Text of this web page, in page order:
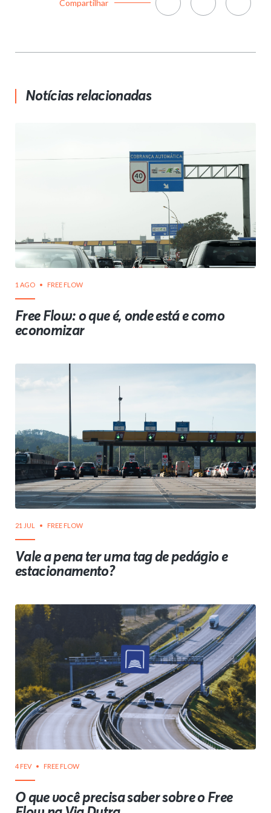
Compartilhar
Notícias relacionadas
1 AGO FREE FLOW
Free Flow: o que é, onde está e como
economizar
21 JUL FREE FLOW
Vale a pena ter uma tag de pedágio e
estacionamento?
4 FEV FREE FLOW
O que você precisa saber sobre o Free